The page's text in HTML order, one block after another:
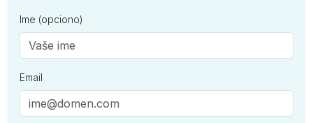
Ime (opciono)
Email